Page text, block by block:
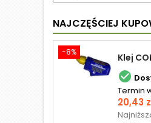
NAJCZĘŚCIEJ
-8%

Termin
Cena
20,43